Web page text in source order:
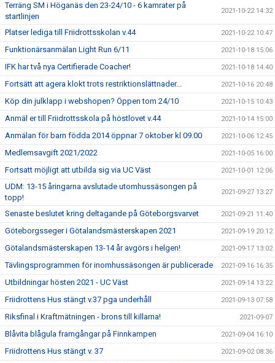
Terräng SM i Höganäs den 23-24/10 - 6 kamrater på
startlinjen
2021-10-22 14:32
Platser lediga till Friidrottsskolan v.44 2021-10-22 10:47
Funktionärsanmälan Light Run 6/11 2021-10-18 15:06
IFK har två nya Certifierade Coacher! 2021-10-18 14:40
Fortsätt att agera klokt trots restriktionslättnader... 2021-10-16 20:48
Köp din julklapp i webshopen? Öppen tom 24/10 2021-10-15 10:43
Anmäl er till Friidrottsskola på höstlovet v.44 2021-10-14 15:00
Anmälan för barn födda 2014 öppnar 7 oktober kl 09.00 2021-10-06 12:45
Medlemsavgift 2021/2022 2021-10-05 16:00
Fortsatt möjligt att utbilda sig via UC Väst 2021-10-01 12:06
UDM: 13-15 åringarna avslutade utomhussäsongen på
topp!
2021-09-27 13:27
Senaste beslutet kring deltagande på Göteborgsvarvet 2021-09-21 11:40
Göteborgsseger i Götalandsmästerskapen 2021 2021-09-19 20:12
Götalandsmästerskapen 13-14 år avgörs i helgen! 2021-09-17 13:02
Tävlingsprogrammen för inomhussäsongen är publicerade 2021-09-16 16:35
Utbildningar hösten 2021 - UC Väst 2021-09-14 13:22
Friidrottens Hus stängt v.37 pga underhåll 2021-09-13 07:58
Riksfinal i Kraftmätningen - brons till killarna! 2021-09-07
Blåvita blågula framgångar på Finnkampen 2021-09-04 16:10
Friidrottens Hus stängt v. 37 2021-09-02 08:36